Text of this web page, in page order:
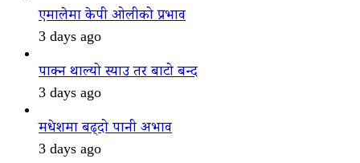
एमालेमा केपी ओलीको प्रभाव
3 days ago
पाक्न थाल्यो स्याउ तर बाटो बन्द
3 days ago
मधेशमा बढ्दो पानी अभाव
3 days ago